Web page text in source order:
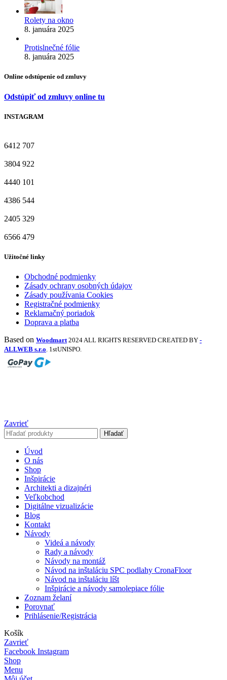
Rolety na okno
8. januára 2025
Protislnečné fólie
8. januára 2025
Online odstúpenie od zmluvy
Odstúpiť od zmluvy online tu
INSTAGRAM
6412 707
3804 922
4440 101
4386 544
2405 329
6566 479
Užitočné linky
Obchodné podmienky
Zásady ochrany osobných údajov
Zásady používania Cookies
Registračné podmienky
Reklamačný poriadok
Doprava a platba
Based on Woodmart 2024 ALL RIGHTS RESERVED CREATED BY -
ALLWEB s.r.o. 1stUNISPO.
Zavrieť
Hľadať
Úvod
O nás
Shop
Inšpirácie
Architekti a dizajnéri
Veľkobchod
Digitálne vizualizácie
Blog
Kontakt
Návody
Videá a návody
Rady a návody
Návody na montáž
Návod na inštaláciu SPC podlahy CronaFloor
Návod na inštaláciu líšt
Inšpirácie a návody samolepiace fólie
Zoznam želaní
Porovnať
Prihlásenie/Registrácia
Košík
Zavrieť
Facebook Instagram
Shop
Menu